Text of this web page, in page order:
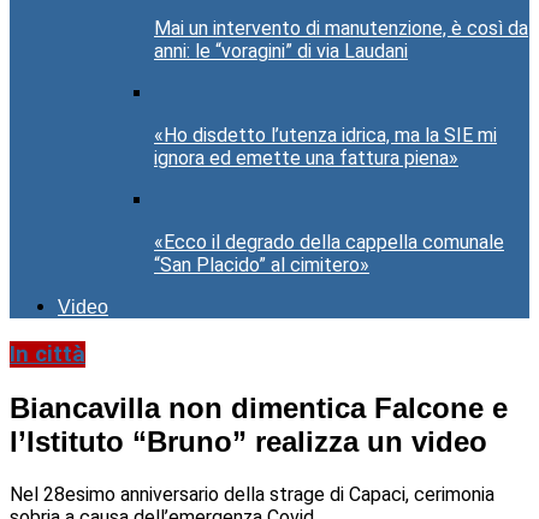
Mai un intervento di manutenzione, è così da
anni: le “voragini” di via Laudani
«Ho disdetto l’utenza idrica, ma la SIE mi
ignora ed emette una fattura piena»
«Ecco il degrado della cappella comunale
“San Placido” al cimitero»
Video
In città
Biancavilla non dimentica Falcone e
l’Istituto “Bruno” realizza un video
Nel 28esimo anniversario della strage di Capaci, cerimonia